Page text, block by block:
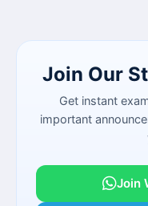
Join Our
Get instant
important
Join